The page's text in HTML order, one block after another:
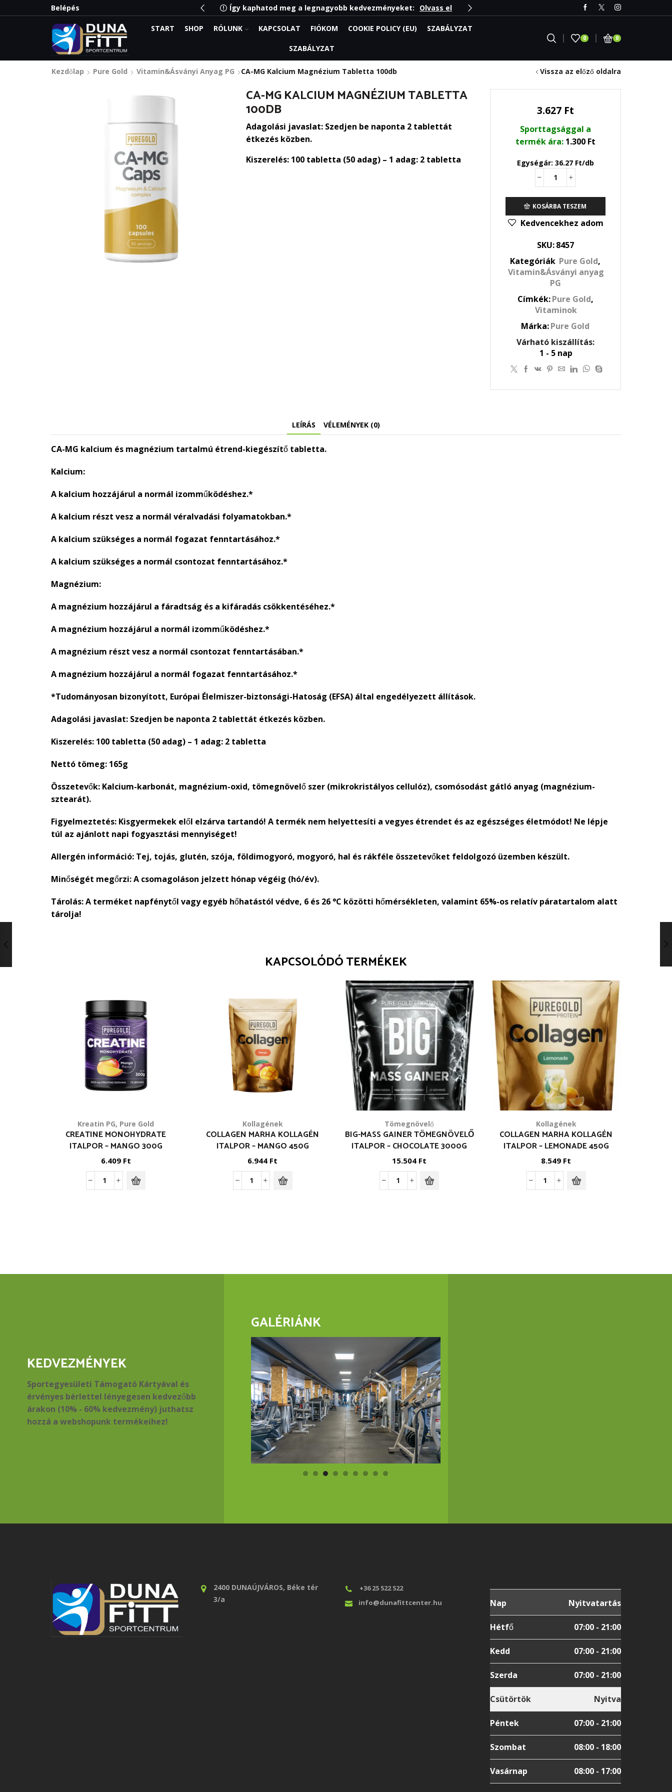
Belépés
kártyával automatikus akció! Így kaphatod meg a legnagyobb kedvezményeket: Olvass el Nézz körül a Webshopban
START SHOP RÓLUNK KAPCSOLAT FIÓKOM COOKIE POLICY (EU) SZABÁLYZAT
SZABÁLYZAT
0 0
Kezdőlap Pure Gold Vitamin&Ásványi Anyag PG CA-MG Kalcium Magnézium Tabletta 100db Vissza az előző oldalra
3.627 Ft
Sporttagsággal a
termék ára: 1.300 Ft
Egységár: 36.27 Ft/db
CA-
magnézium
tabletta
mennyiség
KOSÁRBA TESZEM
Kedvencekhez adom
SKU:8457
Kategóriák Pure Gold,
Vitamin&Ásványi anyag
PG
Címkék:Pure Gold,
Vitaminok
Márka:Pure Gold
Várható kiszállítás:
1 - 5 nap
CA-MG KALCIUM MAGNÉZIUM TABLETTA
100DB
Adagolási javaslat: Szedjen be naponta 2 tablettát
étkezés közben.
Kiszerelés: 100 tabletta (50 adag) – 1 adag: 2 tabletta
LEÍRÁS VÉLEMÉNYEK (0)
CA-MG kalcium és magnézium tartalmú étrend-kiegészítő tabletta.
Kalcium:
A kalcium hozzájárul a normál izomműködéshez.*
A kalcium részt vesz a normál véralvadási folyamatokban.*
A kalcium szükséges a normál fogazat fenntartásához.*
A kalcium szükséges a normál csontozat fenntartásához.*
Magnézium:
A magnézium hozzájárul a fáradtság és a kifáradás csökkentéséhez.*
A magnézium hozzájárul a normál izomműködéshez.*
A magnézium részt vesz a normál csontozat fenntartásában.*
A magnézium hozzájárul a normál fogazat fenntartásához.*
*Tudományosan bizonyított, Európai Élelmiszer-biztonsági-Hatoság (EFSA) által engedélyezett állítások.
Adagolási javaslat: Szedjen be naponta 2 tablettát étkezés közben.
Kiszerelés: 100 tabletta (50 adag) – 1 adag: 2 tabletta
Nettó tömeg: 165g
Összetevők: Kalcium-karbonát, magnézium-oxid, tömegnövelő szer (mikrokristályos cellulóz), csomósodást gátló anyag (magnézium-
sztearát).
Figyelmeztetés: Kisgyermekek elől elzárva tartandó! A termék nem helyettesíti a vegyes étrendet és az egészséges életmódot! Ne lépje
túl az ajánlott napi fogyasztási mennyiséget!
Allergén információ: Tej, tojás, glutén, szója, földimogyoró, mogyoró, hal és rákféle összetevőket feldolgozó üzemben készült.
Minőségét megőrzi: A csomagoláson jelzett hónap végéig (hó/év).
Tárolás: A terméket napfénytől vagy egyéb hőhatástól védve, 6 és 26 °C közötti hőmérsékleten, valamint 65%-os relatív páratartalom alatt
tárolja!
KAPCSOLÓDÓ TERMÉKEK
Kreatin PG, Pure Gold
CREATINE MONOHYDRATE
ITALPOR – MANGO 300G
6.409 Ft
Creatine
Kollagének
COLLAGEN MARHA KOLLAGÉN
ITALPOR – MANGO 450G
6.944 Ft
Collagen
Tömegnövelő
BIG-MASS GAINER TÖMEGNÖVELŐ
ITALPOR – CHOCOLATE 3000G
15.504 Ft
Big-
Kollagének
COLLAGEN MARHA KOLLAGÉN
ITALPOR – LEMONADE 450G
8.549 Ft
Collagen
KEDVEZMÉNYEK
Sportegyesületi Támogató Kártyával és
érvényes bérlettel lényegesen kedvezőbb
árakon (10% - 60% kedvezmény) juthatsz
hozzá a webshopunk termékeihez!
GALÉRIÁNK
2400 DUNAÚJVÁROS, Béke tér
3/a
+36 25 522 522
info@dunafittcenter.hu
Nap Nyitvatartás
Hétfő 07:00 - 21:00
Kedd 07:00 - 21:00
Szerda 07:00 - 21:00
Csütörtök Nyitva
Péntek 07:00 - 21:00
Szombat 08:00 - 18:00
Vasárnap 08:00 - 17:00